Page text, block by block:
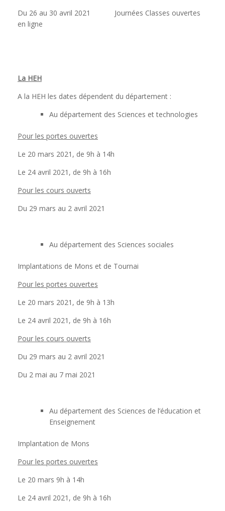
Du 26 au 30 avril 2021 Journées Classes ouvertes
en ligne
La HEH
A la HEH les dates dépendent du département :
Au département des Sciences et technologies
Pour les portes ouvertes
Le 20 mars 2021, de 9h à 14h
Le 24 avril 2021, de 9h à 16h
Pour les cours ouverts
Du 29 mars au 2 avril 2021
Au département des Sciences sociales
Implantations de Mons et de Tournai
Pour les portes ouvertes
Le 20 mars 2021, de 9h à 13h
Le 24 avril 2021, de 9h à 16h
Pour les cours ouverts
Du 29 mars au 2 avril 2021
Du 2 mai au 7 mai 2021
Au département des Sciences de l’éducation et
Enseignement
Implantation de Mons
Pour les portes ouvertes
Le 20 mars 9h à 14h
Le 24 avril 2021, de 9h à 16h